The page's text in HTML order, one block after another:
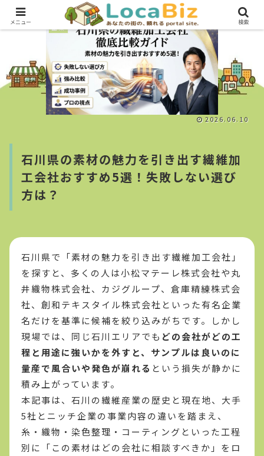
石川県の素材の魅力を引き出す繊維加
工会社おすすめ5選！失敗しない選び
方は？
企業
2026.06.10
石川県で「素材の魅力を引き出す繊維加工会社」
を探すと、多くの人は小松マテーレ株式会社や丸
井織物株式会社、カジグループ、倉庫精練株式会
社、創和テキスタイル株式会社といった有名企業
名だけを基準に候補を絞り込みがちです。しかし
現場では、同じ石川エリアでも どの会社がどの工
程と用途に強いかを外すと、サンプルは良いのに
量産で風合いや発色が崩れる という損失が静かに
積み上がっています。
本記事は、石川の繊維産業の歴史と現在地、大手
5社とニッチ企業の事業内容の違いを踏まえ、
糸・織物・染色整理・コーティングといった工程
別に「この素材はどの会社に相談すべきか」をロ
メニュー 検索